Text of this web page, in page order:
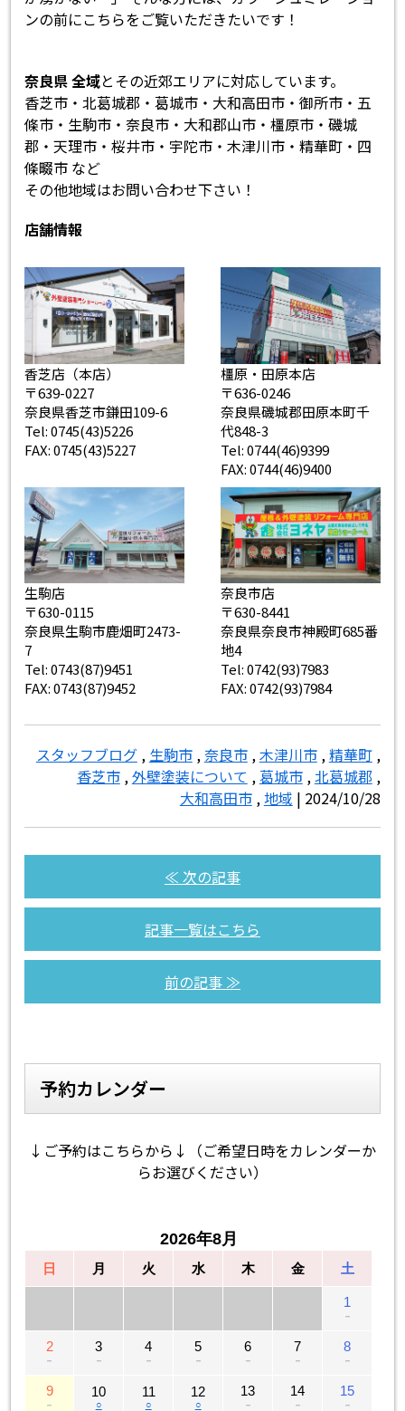
ンの前にこちらをご覧いただきたいです！
奈良県 全域とその近郊エリアに対応しています。
香芝市・北葛城郡・葛城市・大和高田市・御所市・五
條市・生駒市・奈良市・大和郡山市・橿原市・磯城
郡・天理市・桜井市・宇陀市・木津川市・精華町・四
條畷市 など
その他地域はお問い合わせ下さい！
店舗情報
香芝店（本店）
〒639-0227
奈良県香芝市鎌田109-6
Tel: 0745(43)5226
FAX: 0745(43)5227
橿原・田原本店
〒636-0246
奈良県磯城郡田原本町千
代848-3
Tel: 0744(46)9399
FAX: 0744(46)9400
生駒店
〒630-0115
奈良県生駒市鹿畑町2473-
7
Tel: 0743(87)9451
FAX: 0743(87)9452
奈良市店
〒630-8441
奈良県奈良市神殿町685番
地4
Tel: 0742(93)7983
FAX: 0742(93)7984
スタッフブログ, 生駒市,奈良市,木津川市,精華町,
香芝市,外壁塗装について ,葛城市,北葛城郡,
大和高田市,地域 | 2024/10/28
≪ 次の記事
記事一覧はこちら
前の記事 ≫
予約カレンダー
↓ご予約はこちらから↓（ご希望日時をカレンダーか
らお選びください）
2026年8月
日 月 火 水 木 金 土
1
－
2
－
3
－
4
－
5
－
6
－
7
－
8
－
9
－
10
○
11
○
12
○
13
－
14
－
15
－